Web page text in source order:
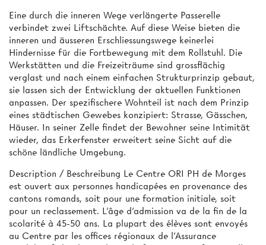
Eine durch die inneren Wege verlängerte Passerelle
verbindet zwei Liftschächte. Auf diese Weise bieten die
inneren und äusseren Erschliessungswege keinerlei
Hindernisse für die Fortbewegung mit dem Rollstuhl. Die
Werkstätten und die Freizeiträume sind grossflächig
verglast und nach einem einfachen Strukturprinzip gebaut,
sie lassen sich der Entwicklung der aktuellen Funktionen
anpassen. Der spezifischere Wohnteil ist nach dem Prinzip
eines städtischen Gewebes konzipiert: Strasse, Gässchen,
Häuser. In seiner Zelle findet der Bewohner seine Intimität
wieder, das Erkerfenster erweitert seine Sicht auf die
schöne ländliche Umgebung.
Description / Beschreibung Le Centre ORI PH de Morges
est ouvert aux personnes handicapées en provenance des
cantons romands, soit pour une formation initiale, soit
pour un reclassement. L'âge d'admission va de la fin de la
scolarité à 45-50 ans. La plupart des élèves sont envoyés
au Centre par les offices régionaux de l'Assurance